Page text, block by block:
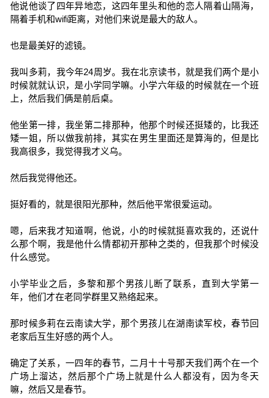
他说他谈了四年异地恋，这四年里头和他的恋人隔着山隔海，
隔着手机和wifi距离，对他们来说是最大的敌人。
也是最美好的滤镜。
我叫多莉，我今年24周岁。我在北京读书，就是我们两个是小
时候就就认识，是小学同学嘛。小学六年级的时候就在一个班
上，然后我们俩是前后桌。
他坐第一排，我坐第二排那种，他那个时候还挺矮的，比我还
矮一姐，所以做我前排，其实在男生里面还是算海的，但是比
我高很多，我觉得我才义乌。
然后我觉得他还。
挺好看的，就是很阳光那种，然后他平常很爱运动。
嗯，后来我才知道啊，他说，小的时候就挺喜欢我的，还说什
么那个啊，我是他什么情都初开那种之类的，但我那个时候没
什么感觉。
小学毕业之后，多黎和那个男孩儿断了联系，直到大学第一
年，他们才在老同学群里又熟络起来。
那时候多莉在云南读大学，那个男孩儿在湖南读军校，春节回
老家后互生好感的两个人。
确定了关系，一四年的春节，二月十十号那天我们两个在一个
广场上溜达，然后那个广场上就是什么人都没有，因为冬天
嘛，然后又是春节。